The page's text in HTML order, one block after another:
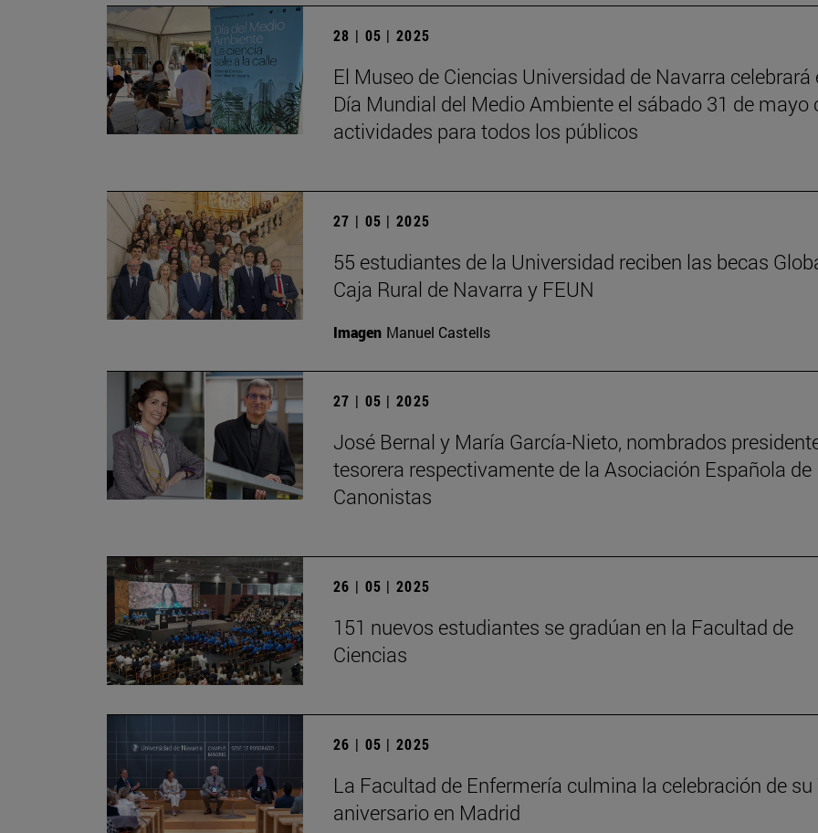
28 | 05 | 2025
El Museo de Ciencias Universidad de Navarra celebrará
Día Mundial del Medio Ambiente el sábado 31 de mayo
actividades para todos los públicos
27 | 05 | 2025
55 estudiantes de la Universidad reciben las becas
Caja Rural de Navarra y FEUN
Imagen Manuel Castells
27 | 05 | 2025
José Bernal y María García-Nieto, nombrados
tesorera respectivamente de la Asociación Española de
Canonistas
26 | 05 | 2025
151 nuevos estudiantes se gradúan en la Facultad de
Ciencias
26 | 05 | 2025
La Facultad de Enfermería culmina la celebración de su
aniversario en Madrid